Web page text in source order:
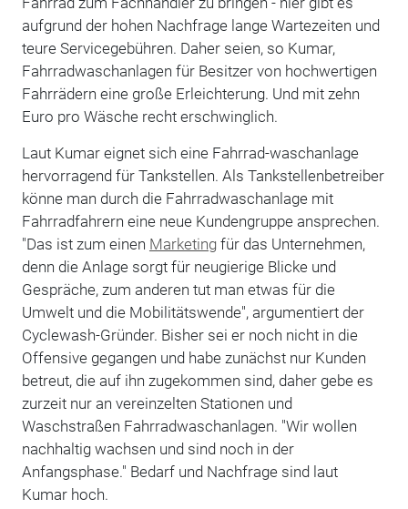
aufgrund der hohen Nachfrage lange Wartezeiten und
teure Servicegebühren. Daher seien, so Kumar,
Fahrradwaschanlagen für Besitzer von hochwertigen
Fahrrädern eine große Erleichterung. Und mit zehn
Euro pro Wäsche recht erschwinglich.
Laut Kumar eignet sich eine Fahrrad-waschanlage
hervorragend für Tankstellen. Als Tankstellenbetreiber
könne man durch die Fahrradwaschanlage mit
Fahrradfahrern eine neue Kundengruppe ansprechen.
"Das ist zum einen Marketingfür das Unternehmen,
denn die Anlage sorgt für neugierige Blicke und
Gespräche, zum anderen tut man etwas für die
Umwelt und die Mobilitätswende", argumentiert der
Cyclewash-Gründer. Bisher sei er noch nicht in die
Offensive gegangen und habe zunächst nur Kunden
betreut, die auf ihn zugekommen sind, daher gebe es
zurzeit nur an vereinzelten Stationen und
Waschstraßen Fahrradwaschanlagen. "Wir wollen
nachhaltig wachsen und sind noch in der
Anfangsphase." Bedarf und Nachfrage sind laut
Kumar hoch.